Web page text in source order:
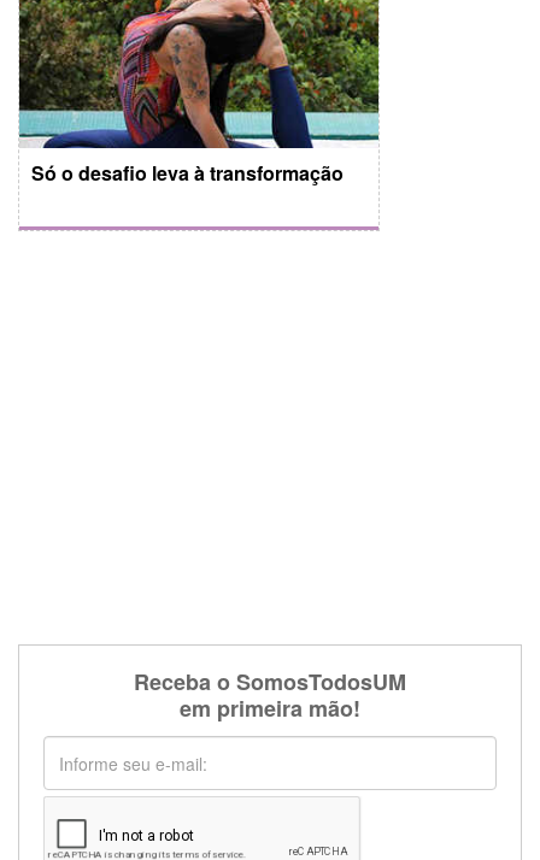
Só o desafio leva à transformação
Receba o SomosTodosUM
em primeira mão!